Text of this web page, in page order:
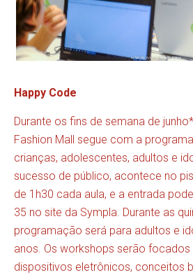
Happy Code
Durante os fins de semana de
Fashion Mall segue com a
crianças, adolescentes, adultos e
sucesso de público, acontece no
de 1h30 cada aula, e a entrada
35 no site da Sympla. Durante as
programação será para adultos e
anos. Os workshops serão focados
dispositivos eletrônicos, conceitos